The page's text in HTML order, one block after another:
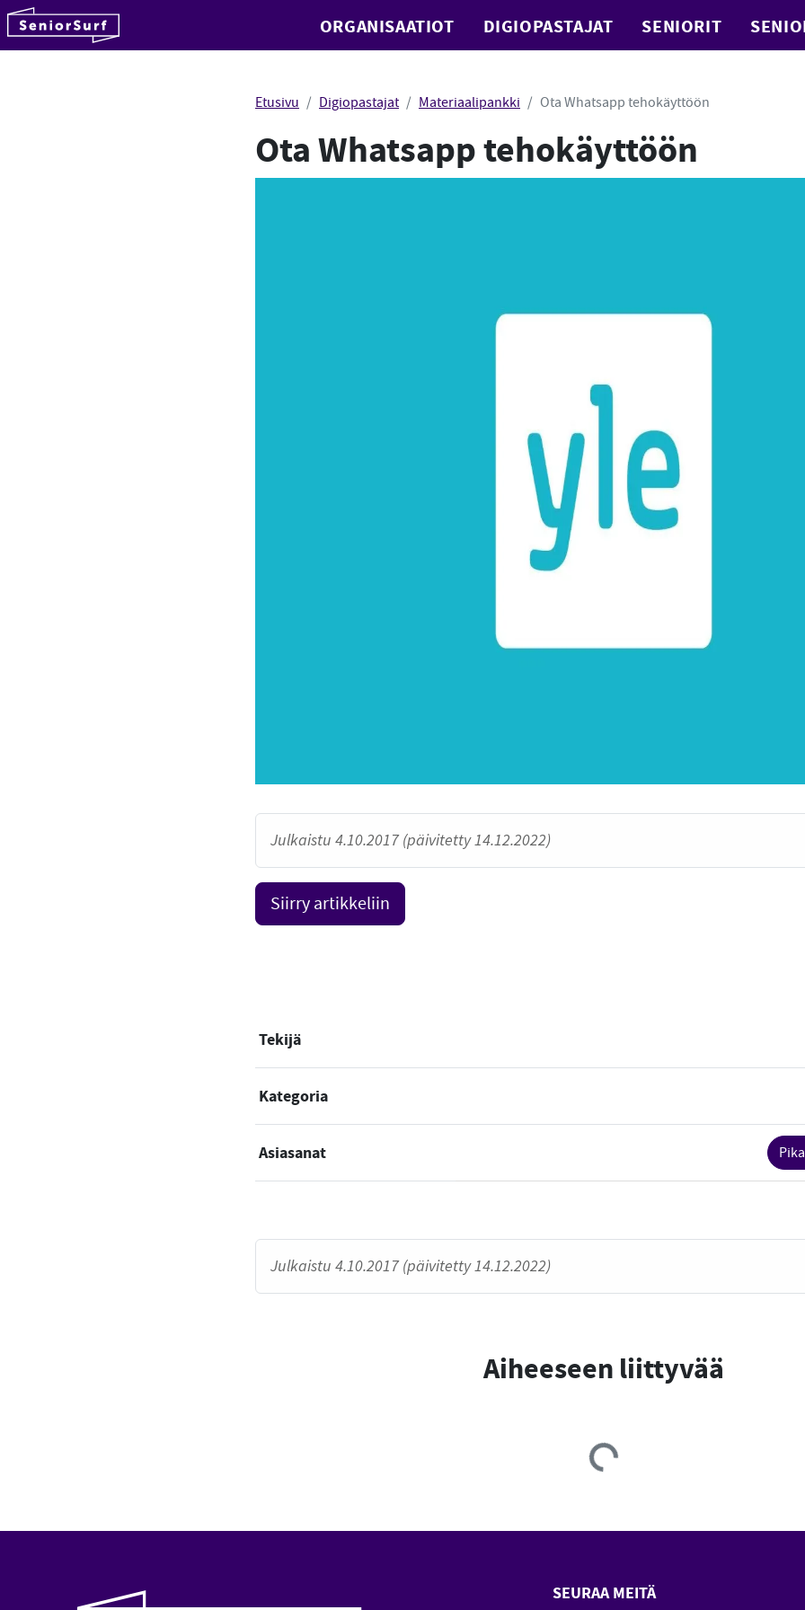
Hyppää sisältöön ORGANISAATIOT DIGIOPASTAJAT SENIORIT
Etusivu Digiopastajat Materiaalipankki Ota Whatsapp tehokäyttöön
Ota Whatsapp tehokäyttöön
Julkaistu 4.10.2017 (päivitetty 14.12.2022)
Siirry artikkeliin
Tekijä
Kategoria
Asiasanat
Julkaistu 4.10.2017 (päivitetty 14.12.2022)
Aiheeseen liittyvää
Loading...
SEURAA MEITÄ